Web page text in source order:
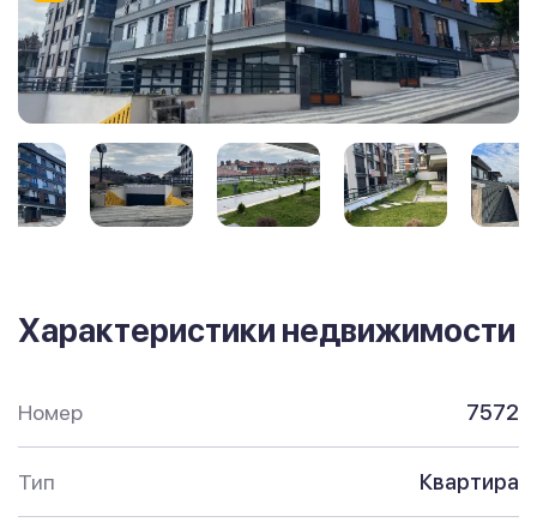
Характеристики недвижимости
Номер 7572
Тип Квартира